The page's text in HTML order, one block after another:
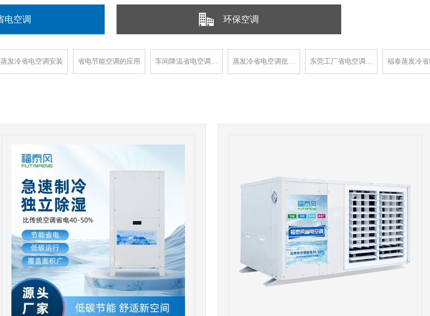
电空调 环保空调
蒸发冷省电空调安装 省电节能空调的应用 车间降温省电空调… 蒸发冷省电空调批… 东莞工厂省电空调… 福泰蒸发冷